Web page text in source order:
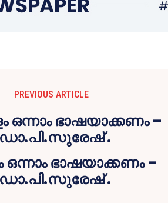
PREVIOUS ARTICLE
ഒന്നാം ഭാഷയാക്കണം –
.